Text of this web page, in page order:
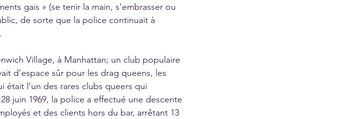
gais » (se tenir la main, s’embrasser ou
de sorte que la police continuait à
Village, à Manhattan; un club populaire
d’espace sûr pour les drag queens, les
était l’un des rares clubs queers qui
juin 1969, la police a effectué une descente
et des clients hors du bar, arrêtant 13